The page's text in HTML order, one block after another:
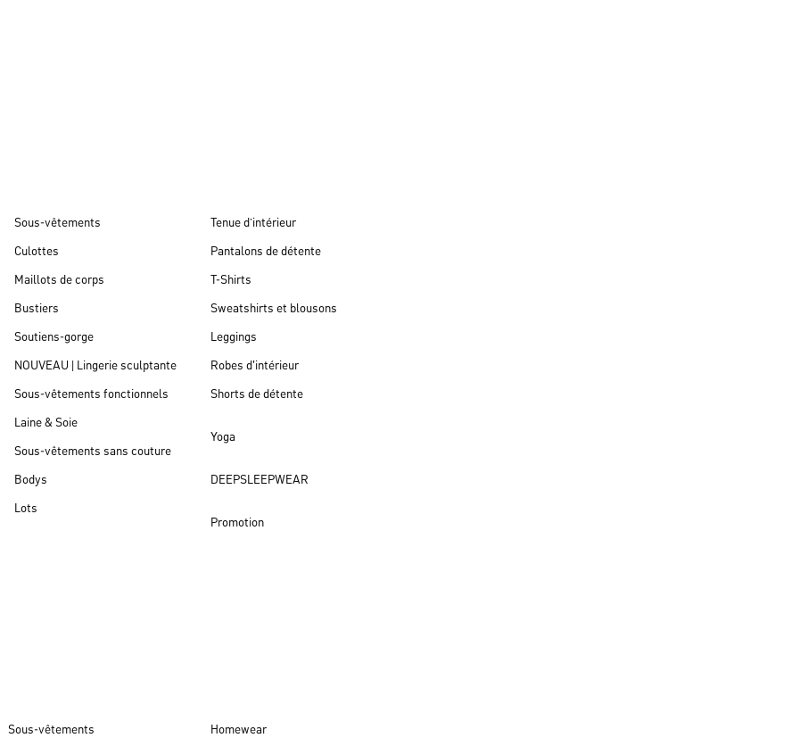
Sous-vêtements
Culottes
Maillots de corps
Bustiers
Soutiens-gorge
NOUVEAU | Lingerie sculptante
Sous-vêtements fonctionnels
Laine & Soie
Sous-vêtements sans couture
Bodys
Lots
Tenue d’intérieur
Pantalons de détente
T-Shirts
Sweatshirts et blousons
Leggings
Robes d'intérieur
Shorts de détente
Yoga
DEEPSLEEPWEAR
Promotion
Sous-vêtements Homewear